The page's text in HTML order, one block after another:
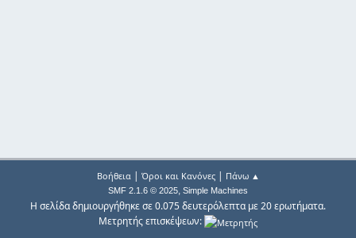
Βοήθεια| Όροι και Κανόνες| Πάνω ▲
SMF 2.1.6 © 2025, Simple Machines
Η σελίδα δημιουργήθηκε σε 0.075 δευτερόλεπτα με 20 ερωτήματα.
Μετρητής επισκέψεων: